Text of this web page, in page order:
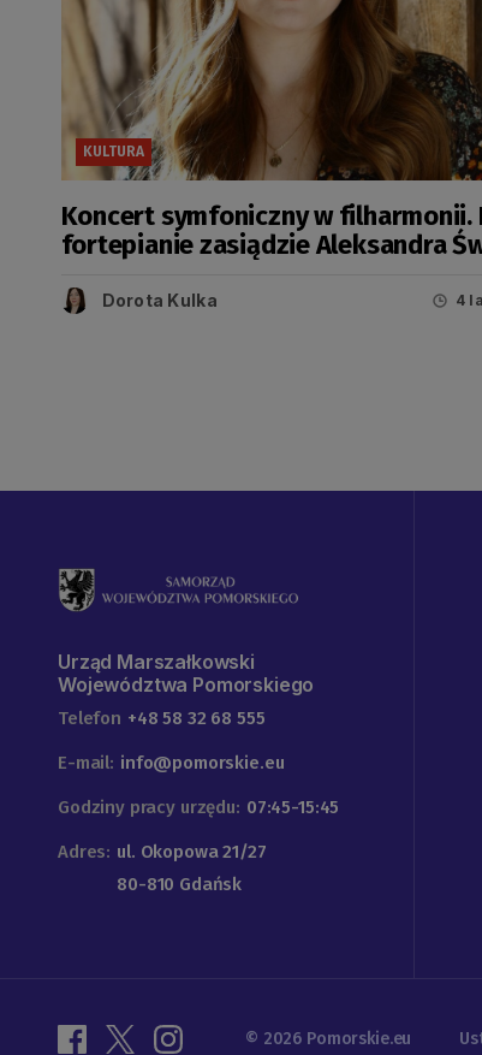
KULTURA
Koncert symfoniczny w filharmonii.
fortepianie zasiądzie Aleksandra
Dorota Kulka 4
Urząd Marszałkowski
Województwa Pomorskiego
Telefon +48 58 32 68 555
E-mail: info@pomorskie.eu
Godziny pracy urzędu: 07:45-15:45
Adres: ul. Okopowa 21/27
80-810 Gdańsk
© 2026 Pomorskie.eu